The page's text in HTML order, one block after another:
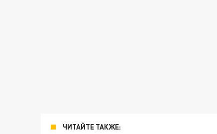
ЧИТАЙТЕ ТАКЖЕ: